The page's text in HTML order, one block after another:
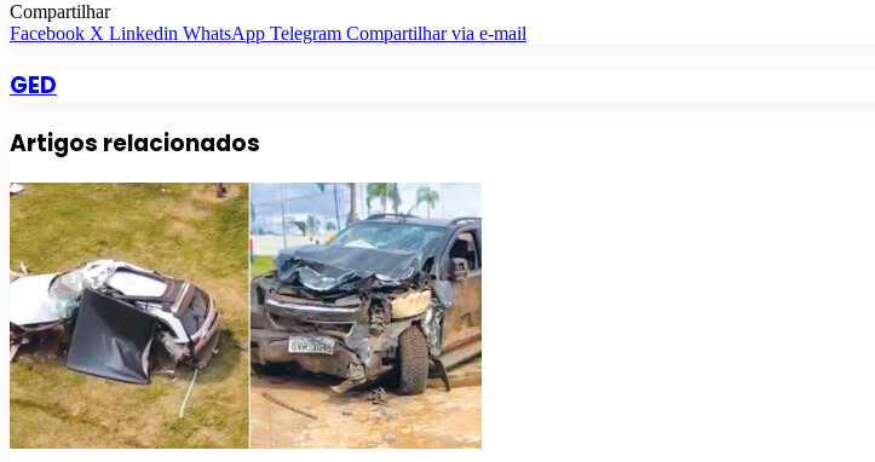
Compartilhar
Facebook X Linkedin WhatsApp Telegram Compartilhar via e-mail
GED
Artigos relacionados